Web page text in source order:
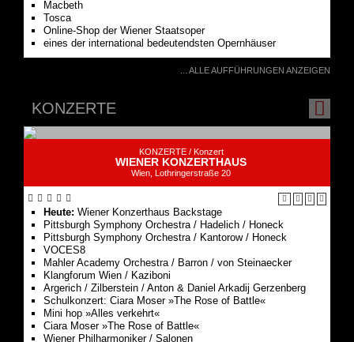
KONZERTE
WIENER KONZERTHAUS
Wiener Konzerthaus Backstage
Pittsburgh Symphony Orchestra / Hadelich / Honeck
Pittsburgh Symphony Orchestra / Kantorow / Honeck
VOCES8
Mahler Academy Orchestra / Barron / von Steinaecker
Klangforum Wien / Kaziboni
Argerich / Zilberstein / Anton & Daniel Arkadij Gerzenberg
Schulkonzert: Ciara Moser »The Rose of Battle«
Mini hop »Alles verkehrt«
Ciara Moser »The Rose of Battle«
Wiener Philharmoniker / Salonen
Ursula Strauss & Ernst Molden
ORF Radio-Symphonieorchester / Gigashvili / Poschner
Javus Quartett
Piccolo »MähTropolis«